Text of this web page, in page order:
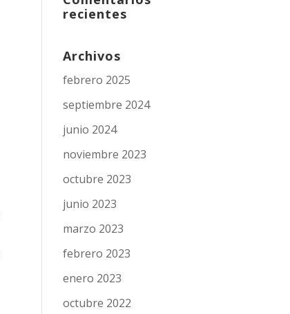
recientes
Archivos
febrero 2025
septiembre 2024
junio 2024
noviembre 2023
octubre 2023
junio 2023
marzo 2023
febrero 2023
enero 2023
octubre 2022